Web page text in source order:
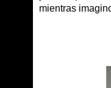
mientras